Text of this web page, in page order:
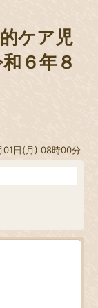
ケア児
６年８
01日(月) 08時00分